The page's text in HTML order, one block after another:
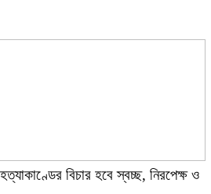
বিচার হবে স্বচ্ছ, নিরপেক্ষ ও